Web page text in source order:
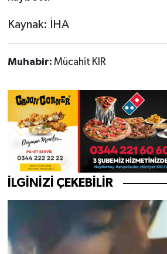
Kaynak: İHA
Muhabir: Mücahit KIR